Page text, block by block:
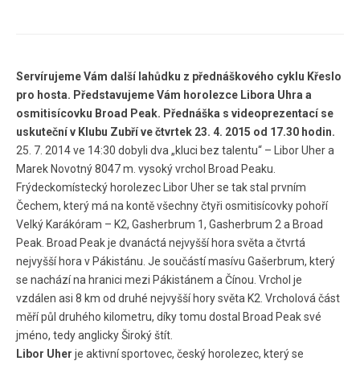
Servírujeme Vám další lahůdku z přednáškového cyklu Křeslo
pro hosta. Představujeme Vám horolezce Libora Uhra a
osmitisícovku Broad Peak. Přednáška s videoprezentací se
uskuteční v Klubu Zubří ve čtvrtek 23. 4. 2015 od 17.30 hodin.
25. 7. 2014 ve 14:30 dobyli dva „kluci bez talentu“ – Libor Uher a
Marek Novotný 8047 m. vysoký vrchol Broad Peaku.
Frýdeckomístecký horolezec Libor Uher se tak stal prvním
Čechem, který má na kontě všechny čtyři osmitisícovky pohoří
Velký Karákóram – K2, Gasherbrum 1, Gasherbrum 2 a Broad
Peak. Broad Peak je dvanáctá nejvyšší hora světa a čtvrtá
nejvyšší hora v Pákistánu. Je součástí masívu Gašerbrum, který
se nachází na hranici mezi Pákistánem a Čínou. Vrchol je
vzdálen asi 8 km od druhé nejvyšší hory světa K2. Vrcholová část
měří půl druhého kilometru, díky tomu dostal Broad Peak své
jméno, tedy anglicky Široký štít.
Libor Uher je aktivní sportovec, český horolezec, který se